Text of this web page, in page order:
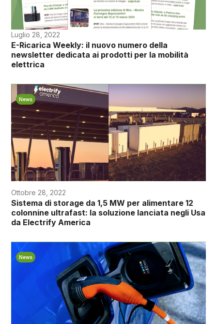
Luglio 28, 2022
E-Ricarica Weekly: il nuovo numero della
newsletter dedicata ai prodotti per la mobilità
elettrica
News
Ottobre 28, 2022
Sistema di storage da 1,5 MW per alimentare 12
colonnine ultrafast: la soluzione lanciata negli Usa
da Electrify America
News